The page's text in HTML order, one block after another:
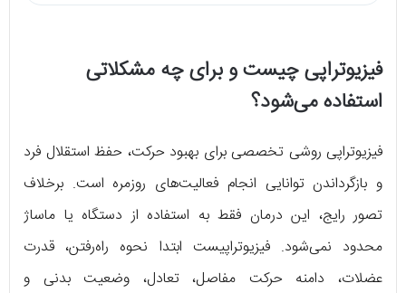
فیزیوتراپی چیست و برای چه مشکلاتی
استفاده می‌شود؟
فیزیوتراپی روشی تخصصی برای بهبود حرکت، حفظ استقلال فرد
و بازگرداندن توانایی انجام فعالیت‌های روزمره است. برخلاف
تصور رایج، این درمان فقط به استفاده از دستگاه یا ماساژ
محدود نمی‌شود. فیزیوتراپیست ابتدا نحوه راه‌رفتن، قدرت
عضلات، دامنه حرکت مفاصل، تعادل، وضعیت بدنی و